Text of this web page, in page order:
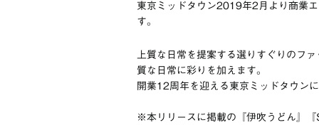
東京ミッドタウン2019年2月より商業
す。
上質な日常を提案する選りすぐりのフ
質な日常に彩りを加えます。
開業12周年を迎える東京ミッドタウン
※本リリースに掲載の『伊吹うどん』